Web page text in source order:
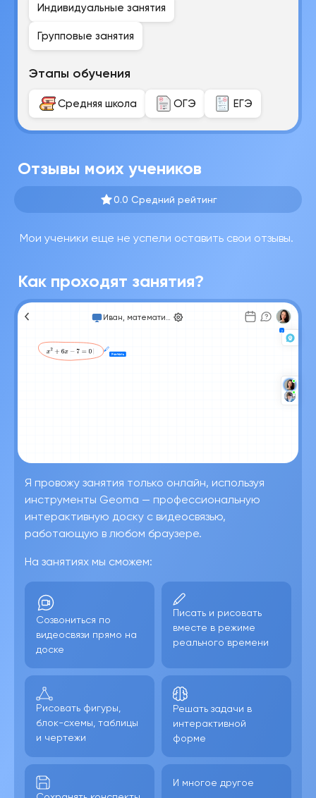
Индивидуальные занятия
Групповые занятия
Этапы обучения
Средняя школа ОГЭ ЕГЭ
Отзывы моих учеников
0.0 Средний рейтинг
Мои ученики еще не успели оставить свои отзывы.
Как проходят занятия?
Иван, математика
Я провожу занятия только онлайн, используя
инструменты Geoma — профессиональную
интерактивную доску с видеосвязью,
работающую в любом браузере.
На занятиях мы сможем:
Созвониться по
видеосвязи прямо на
доске
Писать и рисовать
вместе в режиме
реального времени
Рисовать фигуры,
блок-схемы, таблицы
и чертежи
Решать задачи в
интерактивной
форме
И многое другое